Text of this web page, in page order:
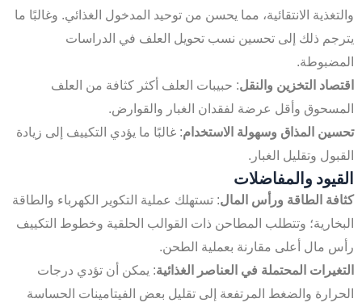
والتغذية الانتقائية، مما يحسن من توحيد المدخول الغذائي. وغالبًا ما
يترجم ذلك إلى تحسين نسب تحويل العلف في الدراسات
المضبوطة.
اقتصاد التخزين والنقل: حبيبات العلف أكثر كثافة من العلف
المسحوق وأقل عرضة لفقدان الغبار والقوارض.
تحسين المذاق وسهولة الاستخدام: غالبًا ما يؤدي التكييف إلى زيادة
القبول وتقليل الغبار.
القيود والمفاضلات
كثافة الطاقة ورأس المال: تستهلك عملية التكوير الكهرباء والطاقة
البخارية؛ وتتطلب المطاحن ذات القوالب الحلقية وخطوط التكييف
رأس مال أعلى مقارنة بعملية الطحن.
التغيرات المحتملة في العناصر الغذائية: يمكن أن تؤدي درجات
الحرارة والضغط المرتفعة إلى تقليل بعض الفيتامينات الحساسة